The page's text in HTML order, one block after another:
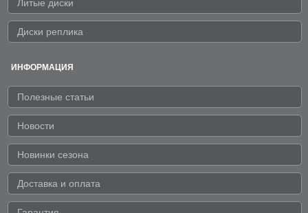
Литые диски
Диски реплика
ИНФОРМАЦИЯ
Полезные статьи
Новости
Новинки сезона
Доставка и оплата